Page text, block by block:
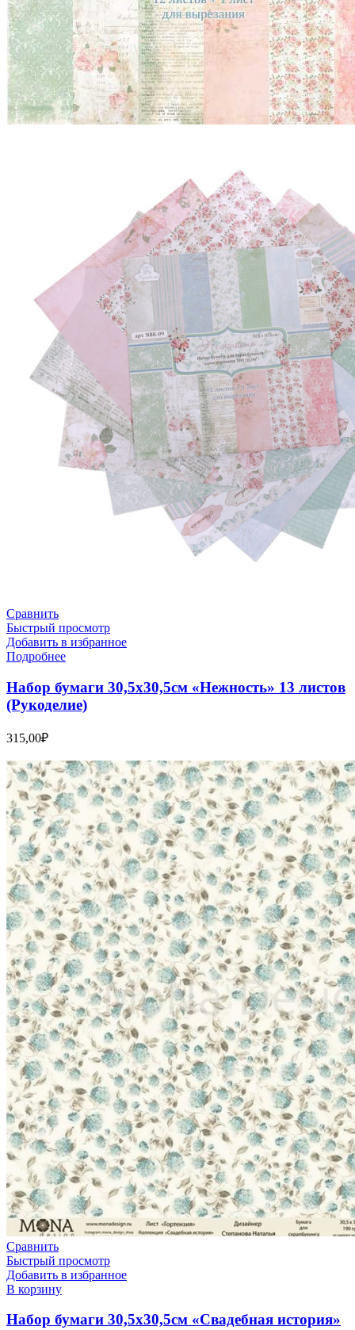
Сравнить
Быстрый просмотр
Добавить в избранное
Подробнее
Набор бумаги 30,5х30,5см «Нежность» 13 листов
(Рукоделие)
315,00₽
Сравнить
Быстрый просмотр
Добавить в избранное
В корзину
Набор бумаги 30,5х30,5см «Свадебная история»